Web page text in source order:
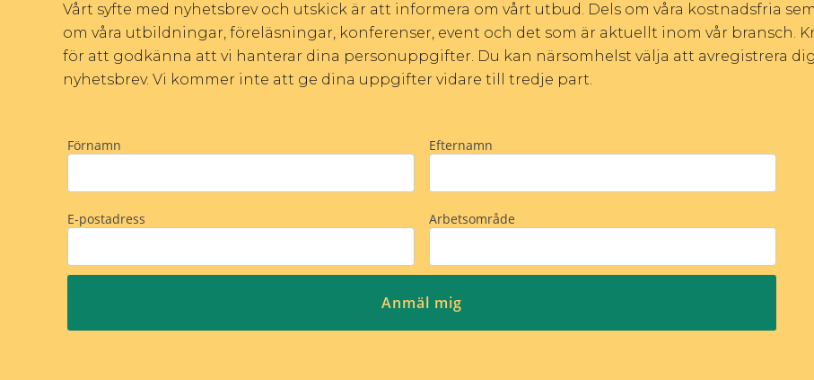
Vårt syfte med nyhetsbrev och utskick är att informera om vårt utbud. Dels om våra kostnadsfria
om våra utbildningar, föreläsningar, konferenser, event och det som är aktuellt inom vår bransch.
för att godkänna att vi hanterar dina personuppgifter. Du kan närsomhelst välja att avregistrera
nyhetsbrev. Vi kommer inte att ge dina uppgifter vidare till tredje part.